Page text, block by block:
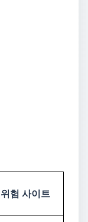
위험 사이트